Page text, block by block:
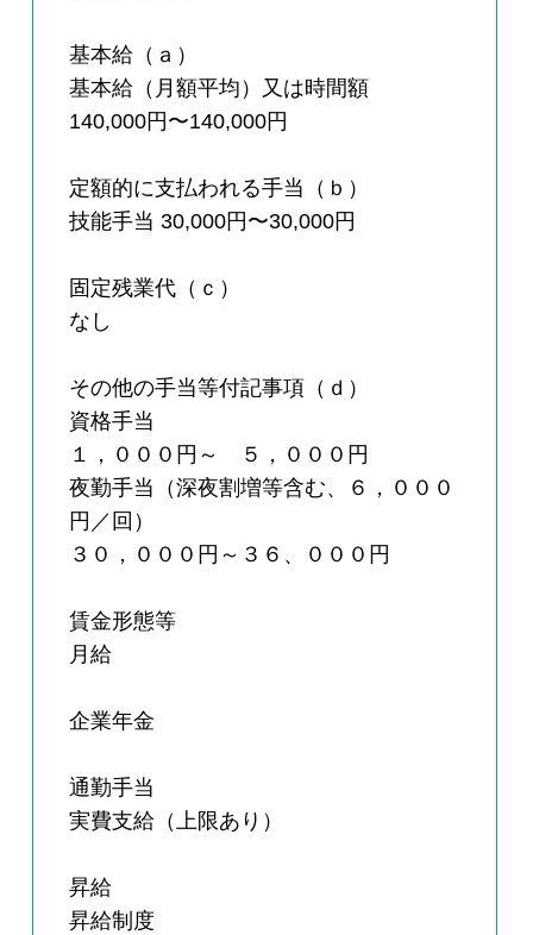
基本給（ａ）
基本給（月額平均）又は時間額
140,000円〜140,000円
定額的に支払われる手当（ｂ）
技能手当 30,000円〜30,000円
固定残業代（ｃ）
なし
その他の手当等付記事項（ｄ）
資格手当
１，０００円～ ５，０００円
夜勤手当（深夜割増等含む、６，０００
円／回）
３０，０００円～３６、０００円
賃金形態等
月給
企業年金
通勤手当
実費支給（上限あり）
昇給
昇給制度